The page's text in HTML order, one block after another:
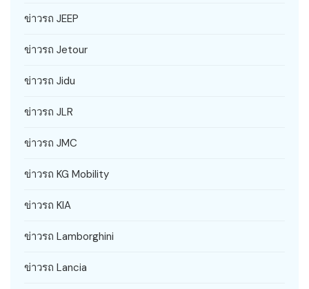
ข่าวรถ JEEP
ข่าวรถ Jetour
ข่าวรถ Jidu
ข่าวรถ JLR
ข่าวรถ JMC
ข่าวรถ KG Mobility
ข่าวรถ KIA
ข่าวรถ Lamborghini
ข่าวรถ Lancia